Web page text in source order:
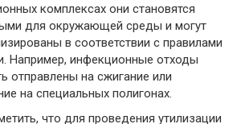
комплексах они становятся
для окружающей среды и могут
в соответствии с правилами
Например, инфекционные отходы
отправлены на сжигание или
на специальных полигонах.
что для проведения утилизации